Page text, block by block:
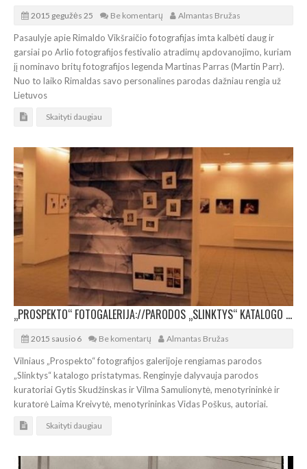
2015 gegužės 25 Be komentarų Almantas Bružas
Pasaulyje apie Rimaldo Vikšraičio fotografijas imta kalbėti daug ir
garsiai po Arlio fotografijos festivalio atradimų apdovanojimo, kuriam
jį nominavo britų fotografijos legenda Martinas Parras (Martin Parr).
Nuo to laiko Rimaldas savo personalines parodas dažniau rengia už
Lietuvos
Skaityti daugiau
„PROSPEKTO“ FOTOGALERIJA://PARODOS „SLINKTYS“ KATALOGO PRISTATYMAS
2015 sausio 6 Be komentarų Almantas Bružas
Vilniaus „Prospekto“ fotografijos galerijoje rengiamas parodos
„Slinktys“ katalogo pristatymas. Renginyje dalyvauja parodos
kuratoriai Gytis Skudžinskas ir Vilma Samulionytė, menotyrininkė ir
kuratorė Laima Kreivytė, menotyrininkas Vidas Poškus, autoriai.
Skaityti daugiau